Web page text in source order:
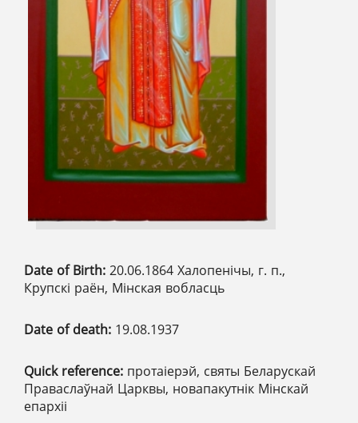
Date of Birth: 20.06.1864 Халопенічы, г. п.,
Крупскі раён, Мінская вобласць
Date of death: 19.08.1937
Quick reference: протаіерэй, святы Беларускай
Праваслаўнай Царквы, новапакутнік Мінскай
епархіі